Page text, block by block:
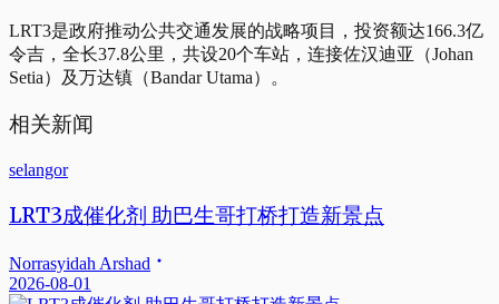
LRT3是政府推动公共交通发展的战略项目，投资额达166.3亿
令吉，全长37.8公里，共设20个车站，连接佐汉迪亚（Johan
Setia）及万达镇（Bandar Utama）。
相关新闻
selangor
LRT3成催化剂 助巴生哥打桥打造新景点
Norrasyidah Arshad
2026-08-01